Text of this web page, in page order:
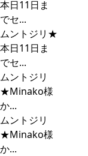
本日11日ま
でセ...
ムントジリ★
本日11日ま
でセ...
ムントジリ
★Minako様
か...
ムントジリ
★Minako様
か...